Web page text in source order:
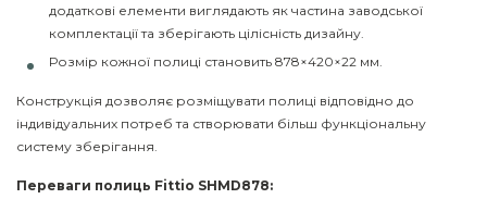
додаткові елементи виглядають як частина заводської
комплектації та зберігають цілісність дизайну.
Розмір кожної полиці становить 878×420×22 мм.
Конструкція дозволяє розміщувати полиці відповідно до
індивідуальних потреб та створювати більш функціональну
систему зберігання.
Переваги полиць Fittio SHMD878: